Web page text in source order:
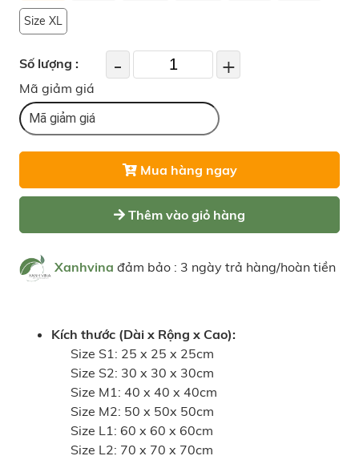
Size XL
Số lượng : - +
Mã giảm giá
Mua hàng ngay
Thêm vào giỏ hàng
Xanhvina đảm bảo : 3 ngày trả hàng/hoàn tiền
Kích thước (Dài x Rộng x Cao):
Size S1: 25 x 25 x 25cm
Size S2: 30 x 30 x 30cm
Size M1: 40 x 40 x 40cm
Size M2: 50 x 50x 50cm
Size L1: 60 x 60 x 60cm
Size L2: 70 x 70 x 70cm